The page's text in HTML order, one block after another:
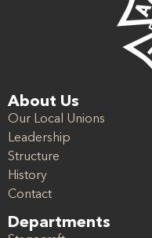
About Us
Our Local Unions
Leadership
Structure
History
Contact
Departments